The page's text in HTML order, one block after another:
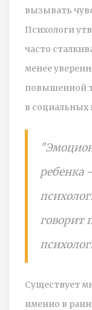
вызывать
Психологи
часто
менее
повышенной
в социальных
ребенка
говорит
Существует
именно в